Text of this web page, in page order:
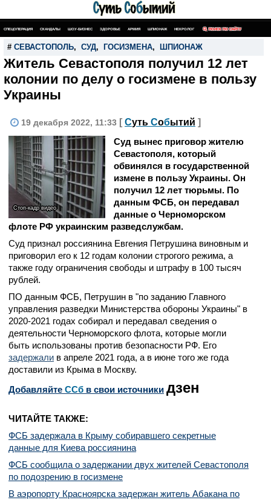
СПЕЦОПЕРАЦИЯ СКАНДАЛЫ ШОУ-БИЗНЕС ЗДОРОВЬЕ АРМИЯ ШПИОНАЖ НЕКРОЛОГ ПОИСК ПО САЙТУ
# СЕВАСТОПОЛЬ, СУД, ГОСИЗМЕНА, ШПИОНАЖ
Житель Севастополя получил 12 лет
колонии по делу о госизмене в пользу
Украины
19 декабря 2022, 11:33 [ Суть Событий ]
Стоп-кадр видео
Суд вынес приговор жителю
Севастополя, который
обвинялся в государственной
измене в пользу Украины. Он
получил 12 лет тюрьмы. По
данным ФСБ, он передавал
данные о Черноморском
флоте РФ украинским разведслужбам.
Суд признал россиянина Евгения Петрушина виновным и
приговорил его к 12 годам колонии строгого режима, а
также году ограничения свободы и штрафу в 100 тысяч
рублей.
ПО данным ФСБ, Петрушин в "по заданию Главного
управления разведки Министерства обороны Украины" в
2020-2021 годах собирал и передавал сведения о
деятельности Черноморского флота, которые могли
быть использованы против безопасности РФ. Его
задержали в апреле 2021 года, а в июне того же года
доставили из Крыма в Москву.
Добавляйте CСб в свои источники дзен
ЧИТАЙТЕ ТАКЖЕ:
ФСБ задержала в Крыму собиравшего секретные
данные для Киева россиянина
ФСБ сообщила о задержании двух жителей Севастополя
по подозрению в госизмене
В аэропорту Красноярска задержан житель Абакана по